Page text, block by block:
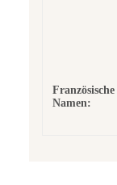
Französische
Namen: